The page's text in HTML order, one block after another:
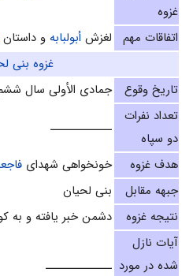
غزوه
اتفاقات مهم لغزش أبولبابه‌ و داستان
غزوه بنى
تاریخ وقوع
جمادى الأولى سال
تعداد نفرات
دو سپاه
ـــــــــــــ
هدف غزوه
خونخواهى شهداى
جبهه مقابل
بنى لحيان‌
نتیجه غزوه
دشمن خبر يافته و به
آیات نازل
شده در مورد ــــــــــــــ